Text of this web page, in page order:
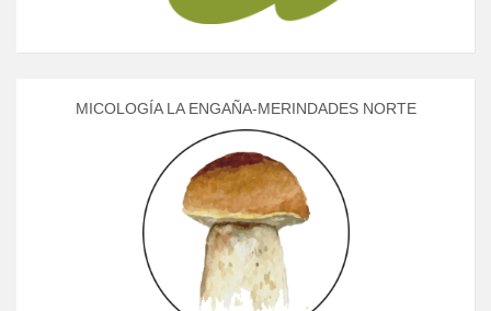
MICOLOGÍA LA ENGAÑA-MERINDADES NORTE